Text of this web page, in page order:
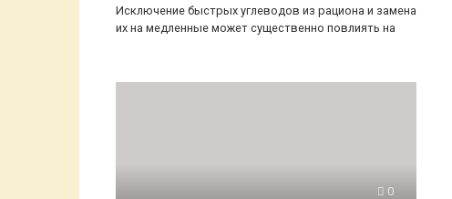
Исключение быстрых углеводов из рациона и замена
их на медленные может существенно повлиять на
0